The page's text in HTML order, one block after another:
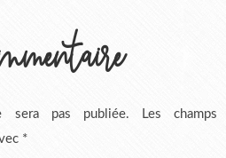
sera pas publiée.
Les champs
*